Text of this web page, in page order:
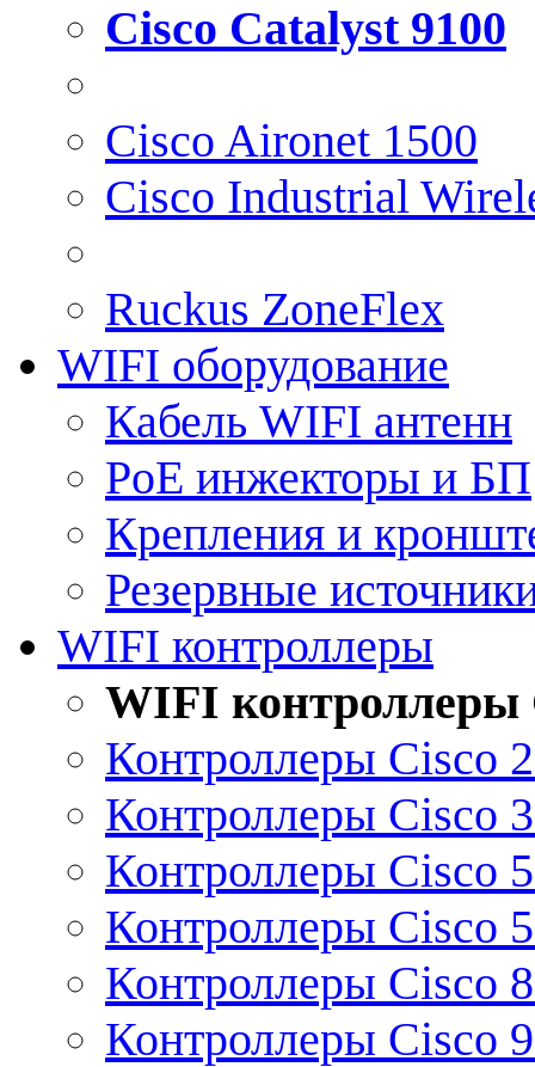
Cisco Catalyst 9100
Cisco Aironet 1500
Cisco Industrial
Ruckus ZoneFlex
WIFI оборудование
Кабель WIFI антенн
PoE инжекторы и БП
Крепления и
Резервные
WIFI контроллеры
WIFI контроллеры
Контроллеры Cisco
Контроллеры Cisco
Контроллеры Cisco
Контроллеры Cisco
Контроллеры Cisco
Контроллеры Cisco